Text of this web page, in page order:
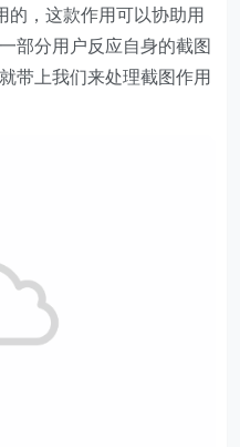
的，这款作用可以协助用
部分用户反应自身的截图
带上我们来处理截图作用